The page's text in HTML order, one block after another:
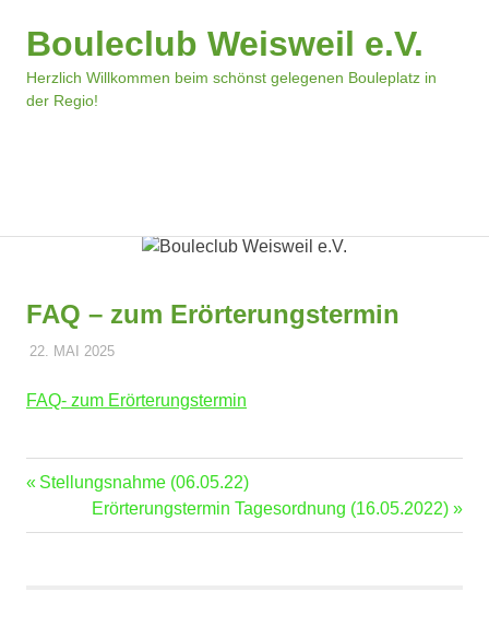
Bouleclub Weisweil e.V.
Herzlich Willkommen beim schönst gelegenen Bouleplatz in
der Regio!
FAQ – zum Erörterungstermin
22. MAI 2025DOMINIK TRIEBLER
POLDER
FAQ- zum Erörterungstermin
Beitragsnavigation
Vorheriger
Beitrag:
Stellungsnahme (06.05.22)
Nächster
Beitrag:
Erörterungstermin Tagesordnung (16.05.2022)